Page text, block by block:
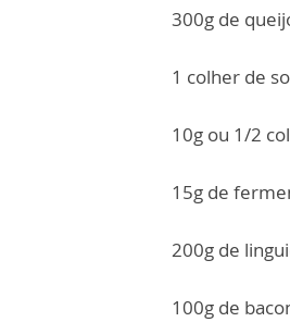
300g de
1 colher de
10g ou 1/2
15g de
200g de
100g de